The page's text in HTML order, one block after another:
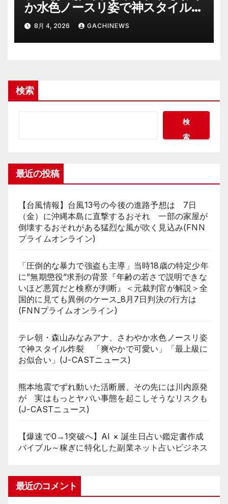
か水色ノースリ姿で神スタイル炸
裂 「爽やかで可愛い」「最上級
にお似合い」(J-CASTニュース)
8月 4, 2026 GACHINEWS
検索
検
索
最近の投稿
【台風情報】台風13号の今後の進路予想は 7日
（金）に沖縄本島に直撃するおそれ 一部の家屋が
倒壊するおそれがある猛烈な風が吹く見込み(FNN
プライムオンライン)
「圧倒的な暴力で強盗も主導」当時18歳の特定少年
に”無期懲役”求刑の背景『年齢の若さで説明できな
いほど悪質だと検察が判断』＜元裁判官が解説＞全
国的に見ても異例のケース_8月7日判決の行方は
(FNNプライムオンライン)
テレ朝・森山みなみアナ、さわやか水色ノースリ姿
で神スタイル炸裂 「爽やかで可愛い」「最上級に
お似合い」(J-CASTニュース)
熊本地震でずれ動いた活断層、その先には川内原発
が 実はもっとヤバい事態を起こしそうなリスクも
(J-CASTニュース)
【爆速で0→1突破へ】AI × 誕生日占い鑑定書作成
バイブル～稼ぎに特化した副業ネット占いビジネス
最近のコメント